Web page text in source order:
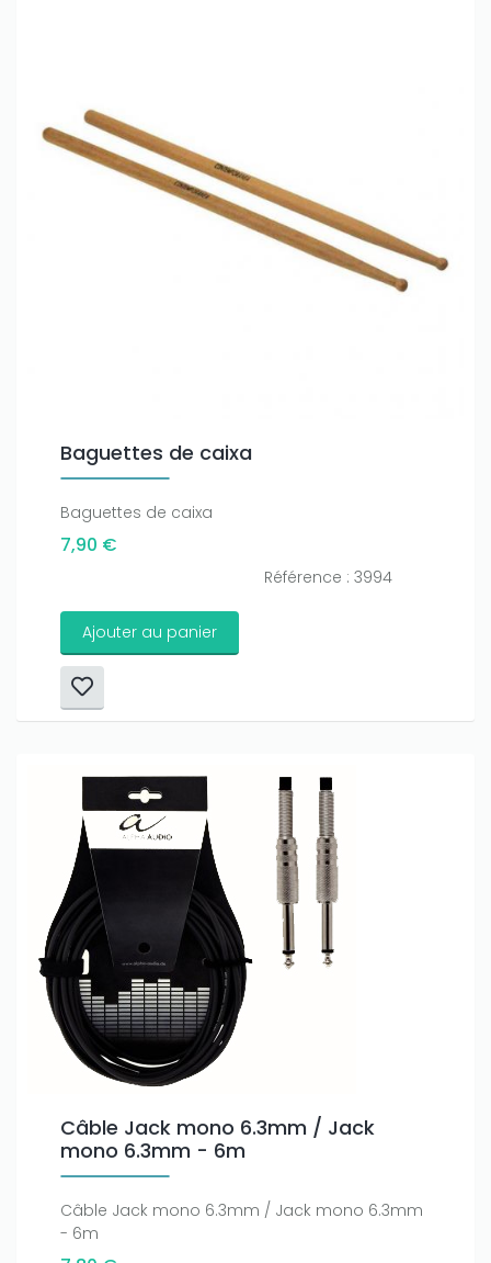
Baguettes de caixa
Baguettes de caixa
7,90 €
Référence : 3994
Ajouter au panier
Câble Jack mono 6.3mm / Jack
mono 6.3mm - 6m
Câble Jack mono 6.3mm / Jack mono 6.3mm
- 6m